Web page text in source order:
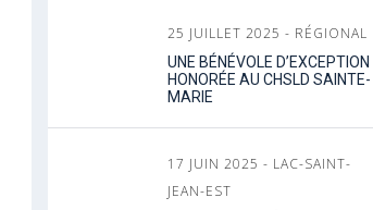
25 JUILLET 2025 - RÉGIONAL
UNE BÉNÉVOLE D’EXCEPTION
HONORÉE AU CHSLD SAINTE-
MARIE
17 JUIN 2025 - LAC-SAINT-
JEAN-EST